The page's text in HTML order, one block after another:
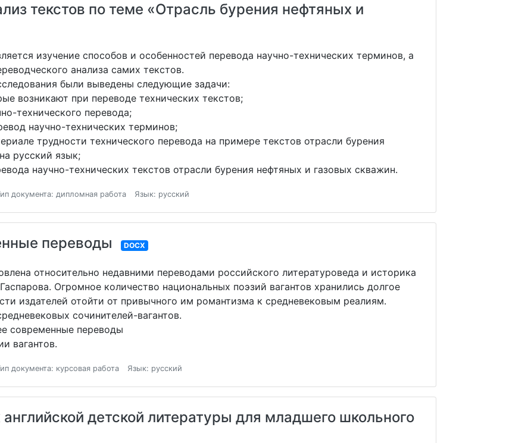
текстов по теме «Отрасль бурения нефтяных и
изучение способов и особенностей перевода научно-технических терминов, а
анализа самих текстов.
были выведены следующие задачи:
возникают при переводе технических текстов;
технического перевода;
научно-технических терминов;
трудности технического перевода на примере текстов отрасли бурения
русский язык;
научно-технических текстов отрасли бурения нефтяных и газовых скважин.
документа: дипломная работа Язык: русский
переводы DOCX
относительно недавними переводами российского литературоведа и историка
Огромное количество национальных поэзий вагантов хранились долгое
издателей отойти от привычного им романтизма к средневековым реалиям.
сочинителей-вагантов.
современные переводы
вагантов.
документа: курсовая работа Язык: русский
детской литературы для младшего школьного